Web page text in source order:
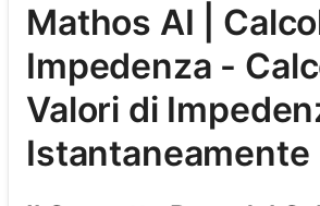
Mathos AI |
Impedenza -
Valori di
Istantaneamente